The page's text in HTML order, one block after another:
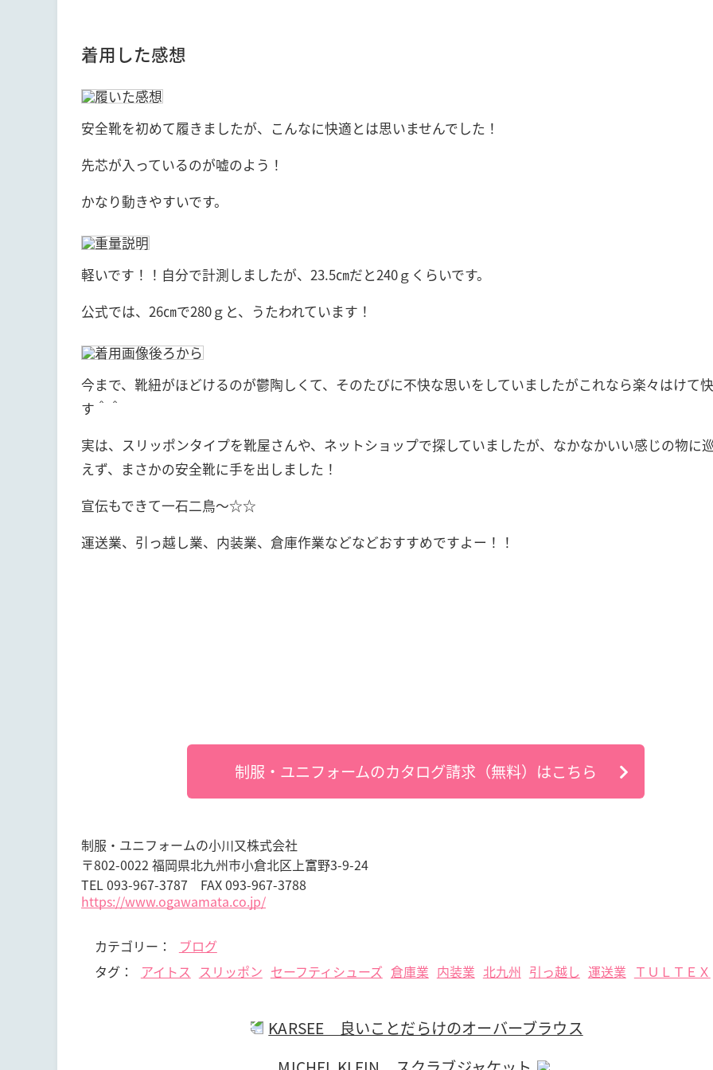
着用した感想
安全靴を初めて履きましたが、こんなに快適とは思いませんでした！
先芯が入っているのが嘘のよう！
かなり動きやすいです。
軽いです！！自分で計測しましたが、23.5㎝だと240ｇくらいです。
公式では、26㎝で280ｇと、うたわれています！
今まで、靴紐がほどけるのが鬱陶しくて、そのたびに不快な思いをしていましたがこれなら楽々はけて
す＾＾
実は、スリッポンタイプを靴屋さんや、ネットショップで探していましたが、なかなかいい感じの物に
えず、まさかの安全靴に手を出しました！
宣伝もできて一石二鳥～☆☆
運送業、引っ越し業、内装業、倉庫作業などなどおすすめですよー！！
制服・ユニフォームのカタログ請求（無料）はこちら
制服・ユニフォームの小川又株式会社
〒802-0022 福岡県北九州市小倉北区上富野3-9-24
TEL 093-967-3787 FAX 093-967-3788
https://www.ogawamata.co.jp/
カテゴリー：
ブログ
タグ：
アイトス スリッポン セーフティシューズ 倉庫業 内装業 北九州 引っ越し 運送業 ＴＵＬＴＥＸ
KARSEE 良いことだらけのオーバーブラウス